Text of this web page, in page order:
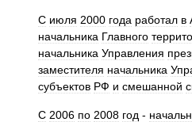
С июля 2000 года работал в
начальника Главного
начальника Управления
заместителя начальника
субъектов РФ и смешанной
С 2006 по 2008 год -